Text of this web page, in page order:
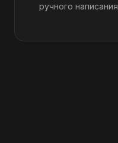
ручного написания